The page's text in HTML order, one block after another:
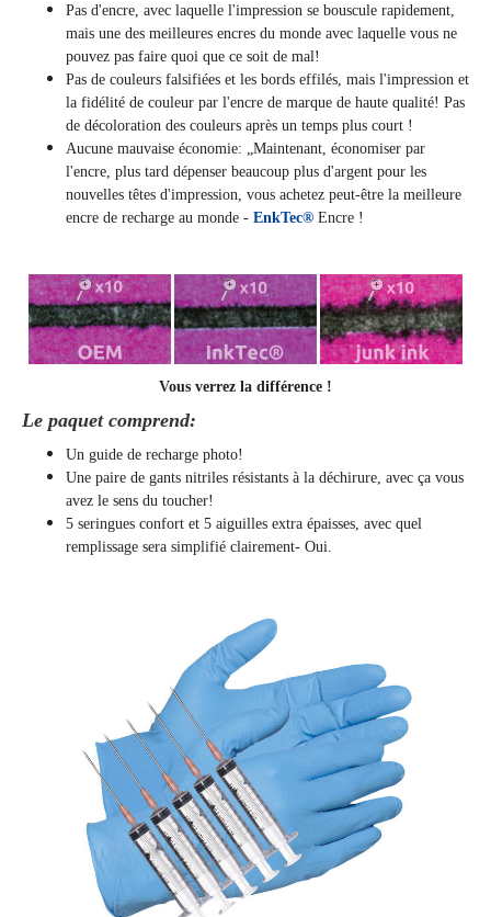
Pas d'encre, avec laquelle l'impression se bouscule rapidement,
mais une des meilleures encres du monde avec laquelle vous ne
pouvez pas faire quoi que ce soit de mal!
Pas de couleurs falsifiées et les bords effilés, mais l'impression et
la fidélité de couleur par l'encre de marque de haute qualité! Pas
de décoloration des couleurs après un temps plus court !
Aucune mauvaise économie: „Maintenant, économiser par
l'encre, plus tard dépenser beaucoup plus d'argent pour les
nouvelles têtes d'impression, vous achetez peut-être la meilleure
encre de recharge au monde - EnkTec® Encre !
Vous verrez la différence !
Le paquet comprend:
Un guide de recharge photo!
Une paire de gants nitriles résistants à la déchirure, avec ça vous
avez le sens du toucher!
5 seringues confort et 5 aiguilles extra épaisses, avec quel
remplissage sera simplifié clairement- Oui.